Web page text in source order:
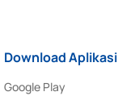
Download Aplikasi
Google Play